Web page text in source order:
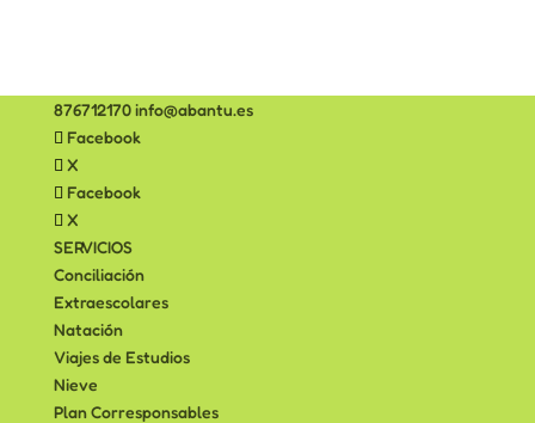
876712170info@abantu.es
Facebook
X
Facebook
X
SERVICIOS
Conciliación
Extraescolares
Natación
Viajes de Estudios
Nieve
Plan Corresponsables